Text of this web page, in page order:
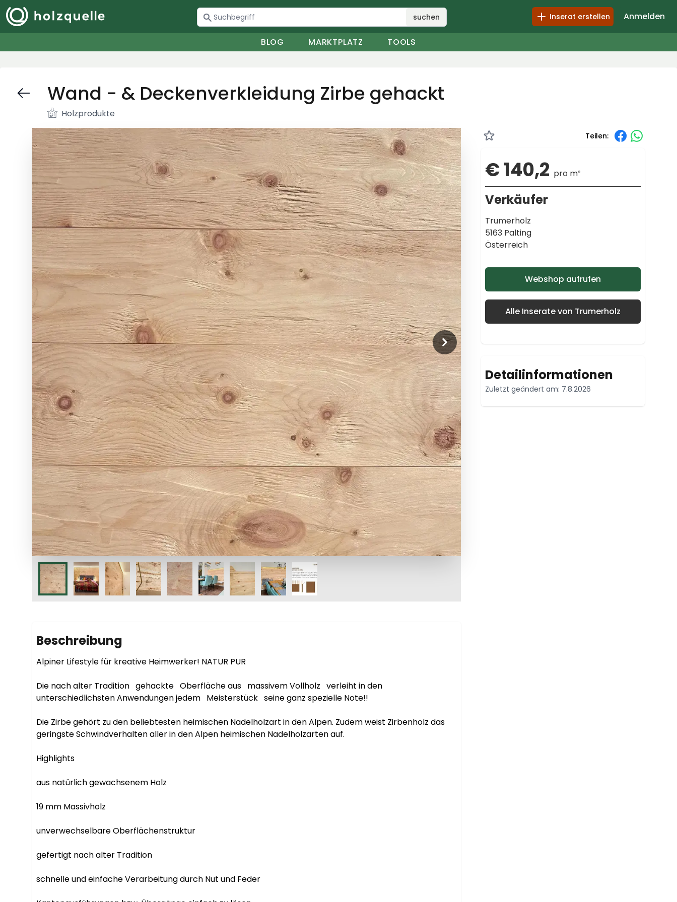
suchen Inserat erstellen Anmelden
BLOG MARKTPLATZ TOOLS
Wand - & Deckenverkleidung Zirbe gehackt
Holzprodukte
Beschreibung
Alpiner Lifestyle für kreative Heimwerker! NATUR PUR
Die nach alter Tradition   gehackte   Oberfläche aus   massivem Vollholz   verleiht in den
unterschiedlichsten Anwendungen jedem   Meisterstück   seine ganz spezielle Note!!
Die Zirbe gehört zu den beliebtesten heimischen Nadelholzart in den Alpen. Zudem weist Zirbenholz das
geringste Schwindverhalten aller in den Alpen heimischen Nadelholzarten auf.
Highlights
aus natürlich gewachsenem Holz
19 mm Massivholz
unverwechselbare Oberflächenstruktur
gefertigt nach alter Tradition
schnelle und einfache Verarbeitung durch Nut und Feder
Teilen:
€ 140,2 pro m²
Verkäufer
Trumerholz
5163 Palting
Österreich
Webshop aufrufen
Alle Inserate von Trumerholz
Detailinformationen
Zuletzt geändert am: 7.8.2026